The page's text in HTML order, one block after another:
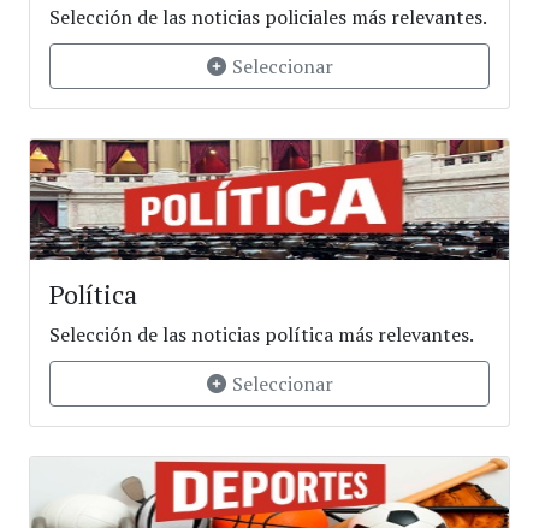
Selección de las noticias policiales más relevantes.
Seleccionar
Política
Selección de las noticias política más relevantes.
Seleccionar